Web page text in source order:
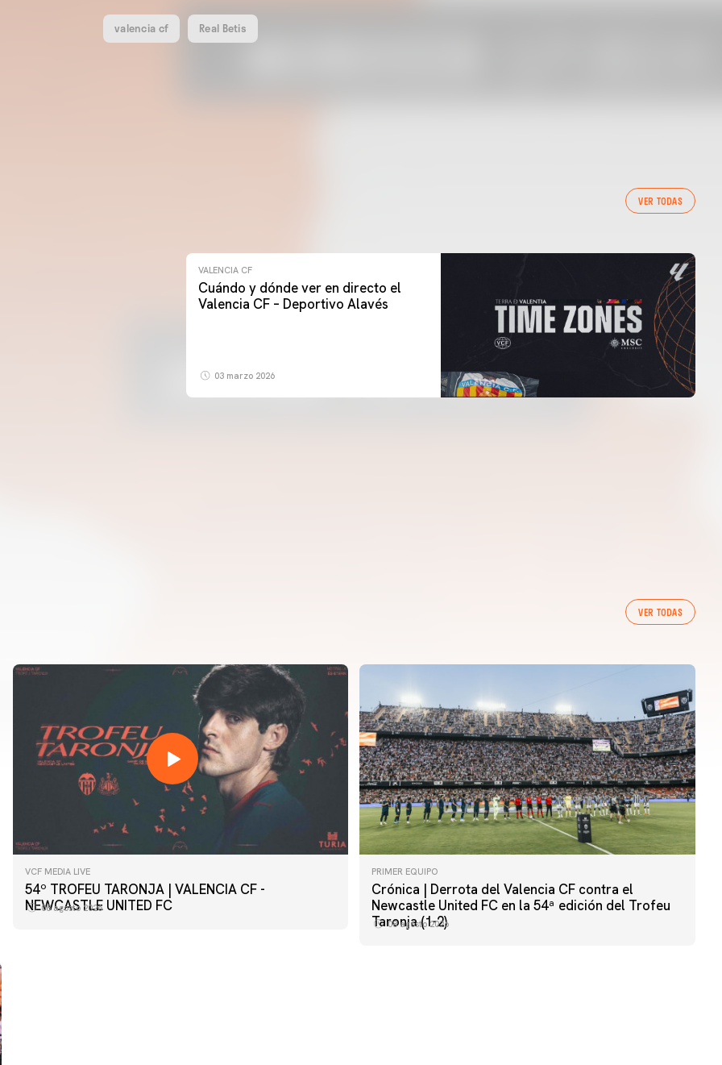
valencia cf Real Betis
VER TODAS
VALENCIA CF
Cuándo y dónde ver en directo el
Valencia CF – Deportivo Alavés
03 marzo 2026
VER TODAS
VCF MEDIA LIVE
54º TROFEU TARONJA | VALENCIA CF -
NEWCASTLE UNITED FC
08 agosto 2026
PRIMER EQUIPO
Crónica | Derrota del Valencia CF contra el
Newcastle United FC en la 54ª edición del Trofeu
Taronja (1-2)
08 agosto 2026
PRIMER EQUIPO
Las fotos del Valencia CF-Newcastle United FC
PRIMER EQUIPO
MESTALLA 📍